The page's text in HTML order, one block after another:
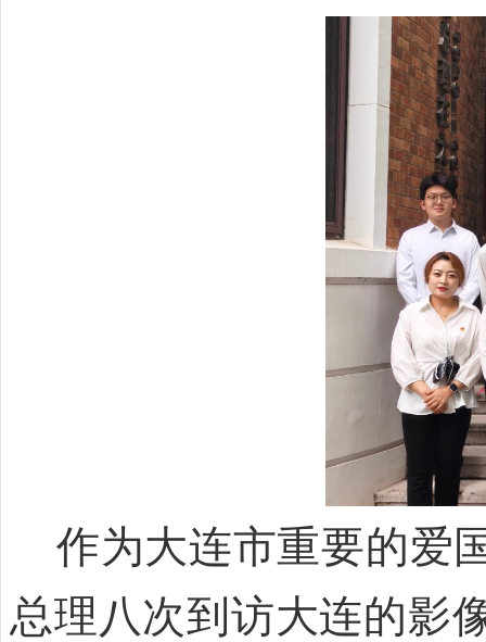
作为大连市重要的爱
总理八次到访大连的影